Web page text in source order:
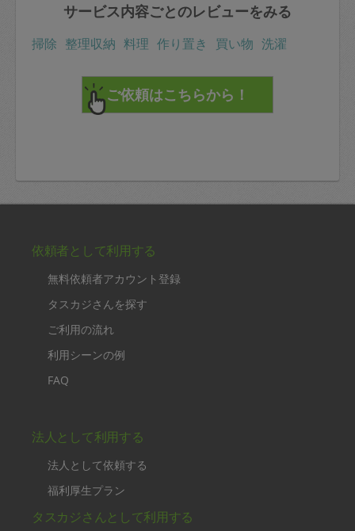
サービス内容ごとのレビューをみる
掃除 整理収納 料理 作り置き 買い物 洗濯
依頼者として利用する
無料依頼者アカウント登録
タスカジさんを探す
ご利用の流れ
利用シーンの例
FAQ
法人として利用する
法人として依頼する
福利厚生プラン
タスカジさんとして利用する